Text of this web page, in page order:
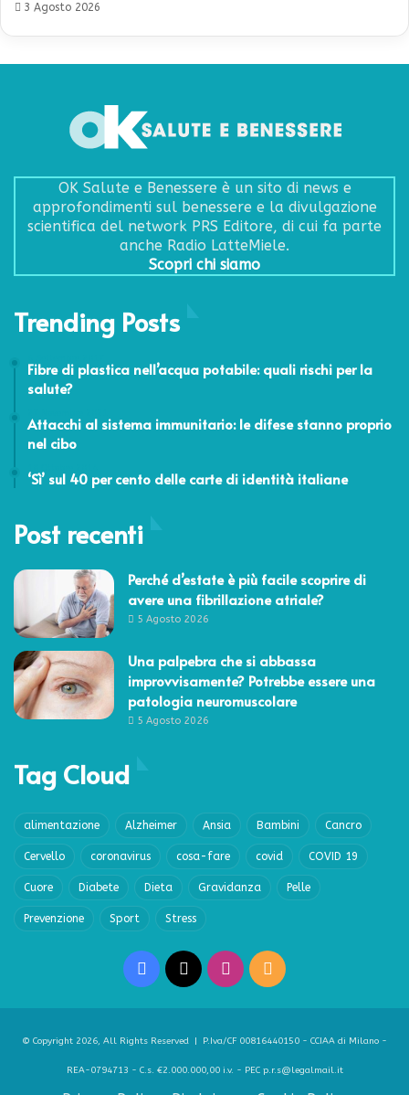
3 Agosto 2026
OK Salute e Benessere è un sito di news e
approfondimenti sul benessere e la divulgazione
scientifica del network PRS Editore, di cui fa parte
anche Radio LatteMiele.
Scopri chi siamo
Trending Posts
Fibre di plastica nell’acqua potabile: quali rischi per la
salute?
Attacchi al sistema immunitario: le difese stanno proprio
nel cibo
‘Sì’ sul 40 per cento delle carte di identità italiane
Post recenti
Perché d’estate è più facile scoprire di
avere una fibrillazione atriale?
5 Agosto 2026
Una palpebra che si abbassa
improvvisamente? Potrebbe essere una
patologia neuromuscolare
5 Agosto 2026
Tag Cloud
alimentazione Alzheimer Ansia Bambini Cancro
Cervello coronavirus cosa-fare covid COVID 19
Cuore Diabete Dieta Gravidanza Pelle
Prevenzione Sport Stress
Facebook Instagram
RSS
© Copyright 2026, All Rights Reserved | P.Iva/CF 00816440150 - CCIAA di Milano -
REA-0794713 - C.s. €2.000.000,00 i.v. - PEC p.r.s@legalmail.it